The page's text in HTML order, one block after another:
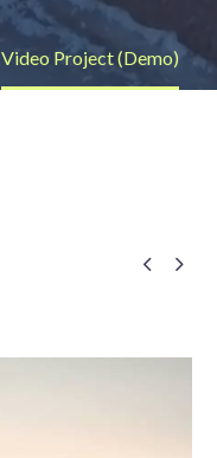
Video Project (Demo)
 